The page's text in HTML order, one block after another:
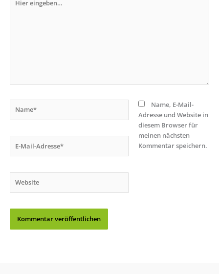
eingeben…
Mail-
Name, E-Mail-
Adresse und Website in
diesem Browser für
meinen nächsten
Kommentar speichern.